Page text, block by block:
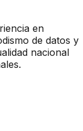
en
de datos y
nacional